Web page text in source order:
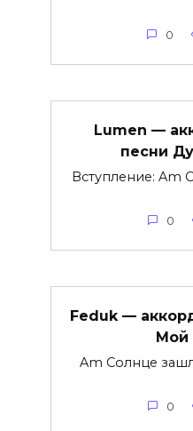
0
Lumen —
песни
Вступление: Am
0
Feduk —
Мой
Am Солнце
0